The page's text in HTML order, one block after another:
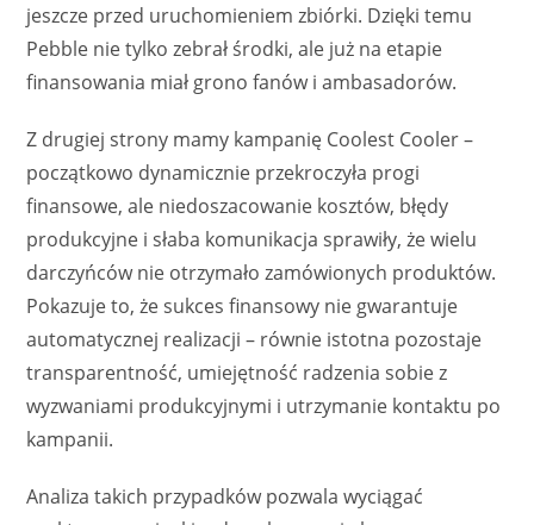
jeszcze przed uruchomieniem zbiórki. Dzięki temu
Pebble nie tylko zebrał środki, ale już na etapie
finansowania miał grono fanów i ambasadorów.
Z drugiej strony mamy kampanię Coolest Cooler –
początkowo dynamicznie przekroczyła progi
finansowe, ale niedoszacowanie kosztów, błędy
produkcyjne i słaba komunikacja sprawiły, że wielu
darczyńców nie otrzymało zamówionych produktów.
Pokazuje to, że sukces finansowy nie gwarantuje
automatycznej realizacji – równie istotna pozostaje
transparentność, umiejętność radzenia sobie z
wyzwaniami produkcyjnymi i utrzymanie kontaktu po
kampanii.
Analiza takich przypadków pozwala wyciągać